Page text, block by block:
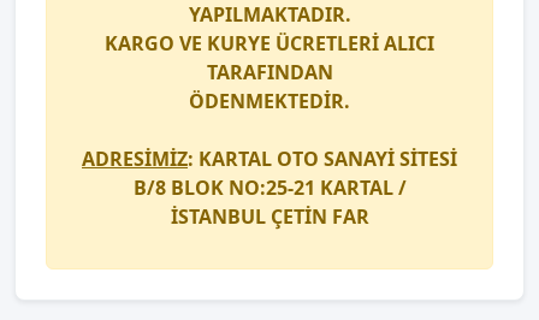
YAPILMAKTADIR.
KARGO VE KURYE ÜCRETLERİ ALICI
TARAFINDAN
ÖDENMEKTEDİR.
ADRESİMİZ: KARTAL OTO SANAYİ SİTESİ
B/8 BLOK NO:25-21 KARTAL /
İSTANBUL ÇETİN FAR